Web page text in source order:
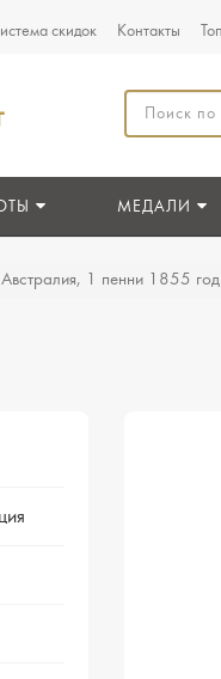
скидок Контакты
МЕДАЛИ
Австралия, 1 пенни 1855